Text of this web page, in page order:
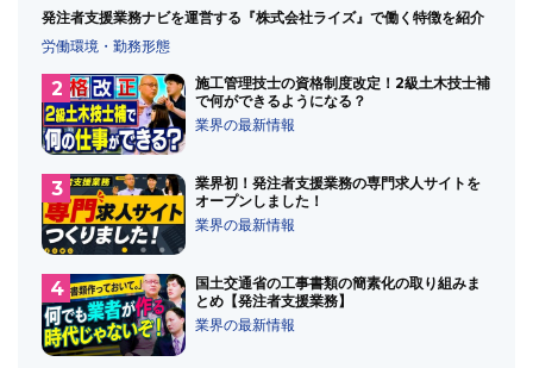
発注者支援業務ナビを運営する『株式会社ライズ』で働く特徴を紹介
労働環境・勤務形態
施工管理技士の資格制度改定！2級土木技士補
で何ができるようになる？
業界の最新情報
業界初！発注者支援業務の専門求人サイトを
オープンしました！
業界の最新情報
国土交通省の工事書類の簡素化の取り組みま
とめ【発注者支援業務】
業界の最新情報